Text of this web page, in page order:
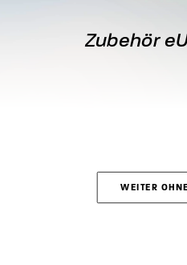
Zubehör
WEITER